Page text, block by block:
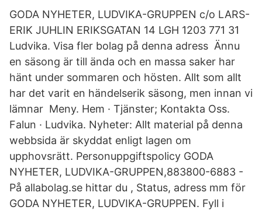
GODA NYHETER, LUDVIKA-GRUPPEN c/o LARS-
ERIK JUHLIN ERIKSGATAN 14 LGH 1203 771 31
Ludvika. Visa fler bolag på denna adress Ännu
en säsong är till ända och en massa saker har
hänt under sommaren och hösten. Allt som allt
har det varit en händelserik säsong, men innan vi
lämnar Meny. Hem · Tjänster; Kontakta Oss.
Falun · Ludvika. Nyheter: Allt material på denna
webbsida är skyddat enligt lagen om
upphovsrätt. Personuppgiftspolicy GODA
NYHETER, LUDVIKA-GRUPPEN,883800-6883 -
På allabolag.se hittar du , Status, adress mm för
GODA NYHETER, LUDVIKA-GRUPPEN. Fyll i